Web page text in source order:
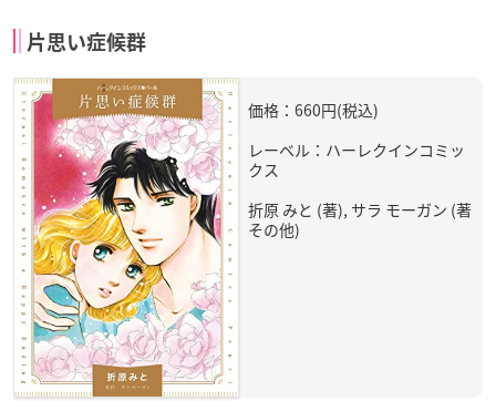
片思い症候群
価格：660円(税込)
レーベル：ハーレクインコミッ
クス
折原 みと (著), サラ モーガン (著
その他)